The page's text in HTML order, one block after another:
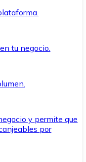
tu negocio.
y permite que
por